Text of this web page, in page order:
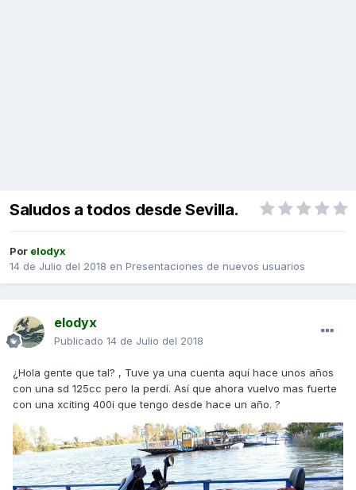
Saludos a todos desde Sevilla.
Por elodyx
14 de Julio del 2018 en Presentaciones de nuevos usuarios
elodyx
Publicado 14 de Julio del 2018
¿Hola gente que tal? , Tuve ya una cuenta aquí hace unos años
con una sd 125cc pero la perdí. Así que ahora vuelvo mas fuerte
con una xciting 400i que tengo desde hace un año. ?